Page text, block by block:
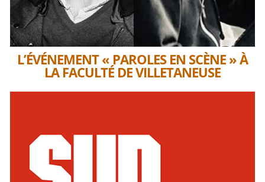
L’ÉVÉNEMENT « PAROLES EN SCÈNE » À
LA FACULTÉ DE VILLETANEUSE